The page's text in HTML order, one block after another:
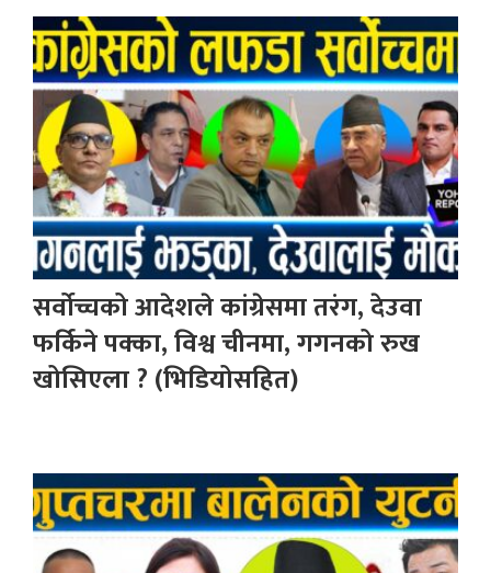
सर्वोच्चको आदेशले कांग्रेसमा तरंग, देउवा
फर्किने पक्का, विश्व चीनमा, गगनको रुख
खोसिएला ? (भिडियोसहित)